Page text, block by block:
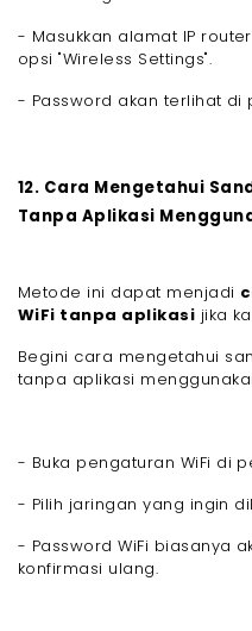
- Masukkan alamat IP
opsi "Wireless Settings".
- Password akan terlihat di
12. Cara Mengetahui
Tanpa Aplikasi
Metode ini dapat menjadi
WiFi tanpa aplikasi jika
Begini cara mengetahui
tanpa aplikasi
- Buka pengaturan WiFi di
- Pilih jaringan yang ingin
- Password WiFi biasanya
konfirmasi ulang.